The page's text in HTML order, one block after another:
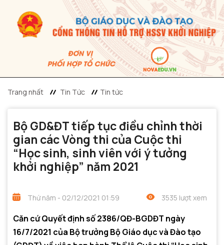
Trang nhất Tin Tức Tin tức
Bộ GD&ĐT tiếp tục điều chỉnh thời
gian các Vòng thi của Cuộc thi
“Học sinh, sinh viên với ý tưởng
khởi nghiệp” năm 2021
Thứ năm - 02/12/2021 01:59 3535 lượt xem
Căn cứ Quyết định số 2386/QĐ-BGDĐT ngày
16/7/2021 của Bộ trưởng Bộ Giáo dục và Đào tạo